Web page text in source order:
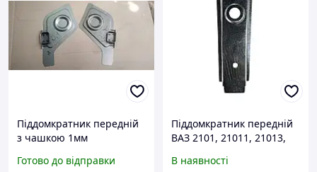
Піддомкратник передній
з чашкою 1мм
лівий АБО правий ВАЗ
Готово до відправки
Піддомкратник передній
ВАЗ 2101, 21011, 21013,
2106, 2107 (нового
В наявності